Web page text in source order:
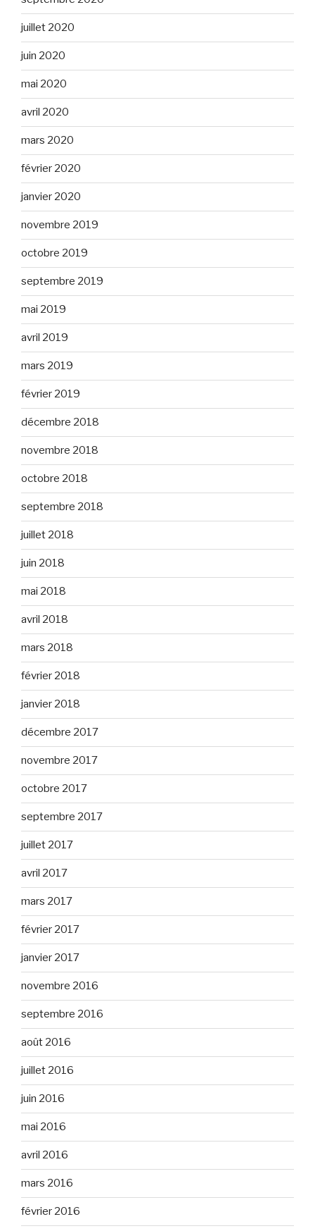
juillet 2020
juin 2020
mai 2020
avril 2020
mars 2020
février 2020
janvier 2020
novembre 2019
octobre 2019
septembre 2019
mai 2019
avril 2019
mars 2019
février 2019
décembre 2018
novembre 2018
octobre 2018
septembre 2018
juillet 2018
juin 2018
mai 2018
avril 2018
mars 2018
février 2018
janvier 2018
décembre 2017
novembre 2017
octobre 2017
septembre 2017
juillet 2017
avril 2017
mars 2017
février 2017
janvier 2017
novembre 2016
septembre 2016
août 2016
juillet 2016
juin 2016
mai 2016
avril 2016
mars 2016
février 2016